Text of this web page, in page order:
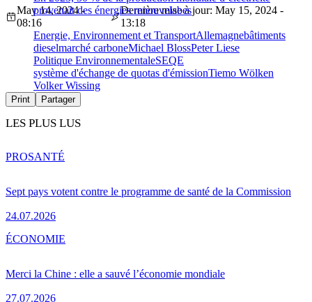
provenait des énergies renouvelabes
May 14, 2024 -
08:16
Dernière mise à jour: May 15, 2024 -
13:18
Energie, Environnement et TransportAllemagnebâtiments
dieselmarché carboneMichael BlossPeter Liese
Politique EnvironnementaleSEQE
système d'échange de quotas d'émissionTiemo Wölken
Volker Wissing
Print Partager
LES PLUS LUS
Sept pays votent contre le programme de santé de la Commission
24.07.2026
PROSANTÉ
Merci la Chine : elle a sauvé l’économie mondiale
27.07.2026
ÉCONOMIE